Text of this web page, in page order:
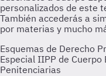
Esquemas de Derecho
Especial IIPP de
Penitenciarias